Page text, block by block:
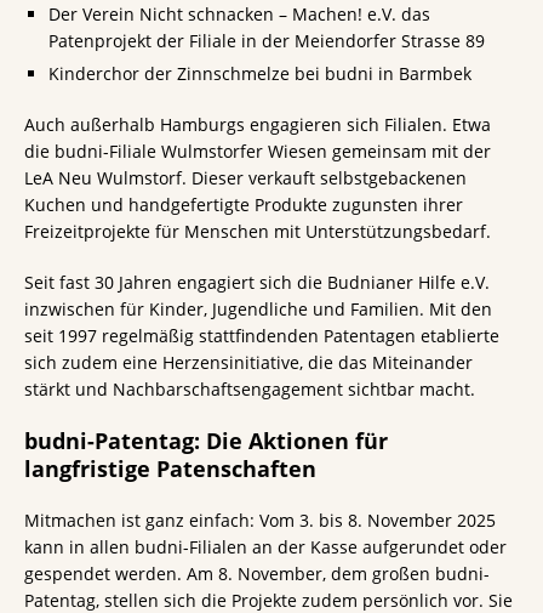
Der Verein Nicht schnacken – Machen! e.V. das
Patenprojekt der Filiale in der Meiendorfer Strasse 89
Kinderchor der Zinnschmelze bei budni in Barmbek
Auch außerhalb Hamburgs engagieren sich Filialen. Etwa
die budni-Filiale Wulmstorfer Wiesen gemeinsam mit der
LeA Neu Wulmstorf. Dieser verkauft selbstgebackenen
Kuchen und handgefertigte Produkte zugunsten ihrer
Freizeitprojekte für Menschen mit Unterstützungsbedarf.
Seit fast 30 Jahren engagiert sich die Budnianer Hilfe e.V.
inzwischen für Kinder, Jugendliche und Familien. Mit den
seit 1997 regelmäßig stattfindenden Patentagen etablierte
sich zudem eine Herzensinitiative, die das Miteinander
stärkt und Nachbarschaftsengagement sichtbar macht.
budni-Patentag: Die Aktionen für
langfristige Patenschaften
Mitmachen ist ganz einfach: Vom 3. bis 8. November 2025
kann in allen budni-Filialen an der Kasse aufgerundet oder
gespendet werden. Am 8. November, dem großen budni-
Patentag, stellen sich die Projekte zudem persönlich vor. Sie